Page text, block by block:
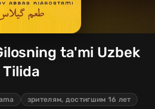
ta'mi Uzbek
Tilida
зрителям, достигшим 16 лет